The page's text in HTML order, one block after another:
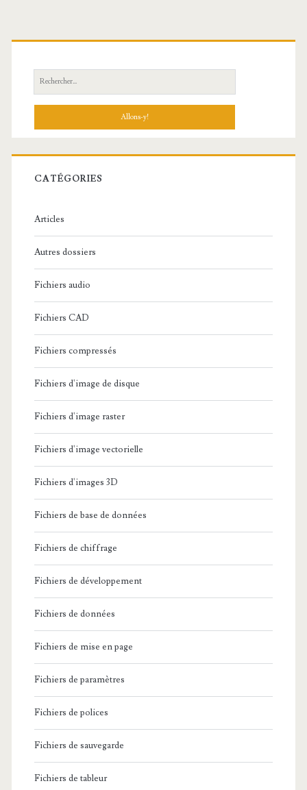
R
e
h
r
c
:
CATÉGORIES
Articles
Autres dossiers
Fichiers audio
Fichiers CAD
Fichiers compressés
Fichiers d'image de disque
Fichiers d'image raster
Fichiers d'image vectorielle
Fichiers d'images 3D
Fichiers de base de données
Fichiers de chiffrage
Fichiers de développement
Fichiers de données
Fichiers de mise en page
Fichiers de paramètres
Fichiers de polices
Fichiers de sauvegarde
Fichiers de tableur